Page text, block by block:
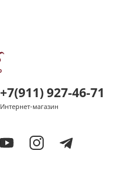
+7(911) 927-46-71
Интернет-магазин